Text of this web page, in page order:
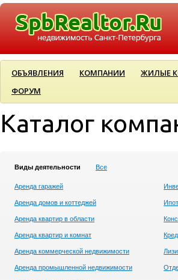
ОБЪЯВЛЕНИЯ КОМПАНИИ ЖИЛЫЕ
ФОРУМ
Каталог
Виды деятельности Все
Аренда гаражей
Аренда домов и коттеджей
Аренда квартир в области
Аренда квартир и комнат
Аренда коммерческой недвижимости
Аренда промышленной недвижимости